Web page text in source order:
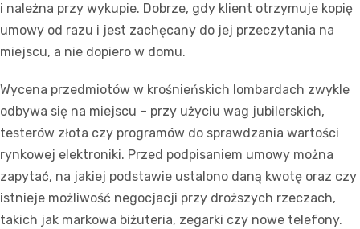
i należna przy wykupie. Dobrze, gdy klient otrzymuje kopię
umowy od razu i jest zachęcany do jej przeczytania na
miejscu, a nie dopiero w domu.
Wycena przedmiotów w krośnieńskich lombardach zwykle
odbywa się na miejscu – przy użyciu wag jubilerskich,
testerów złota czy programów do sprawdzania wartości
rynkowej elektroniki. Przed podpisaniem umowy można
zapytać, na jakiej podstawie ustalono daną kwotę oraz czy
istnieje możliwość negocjacji przy droższych rzeczach,
takich jak markowa biżuteria, zegarki czy nowe telefony.